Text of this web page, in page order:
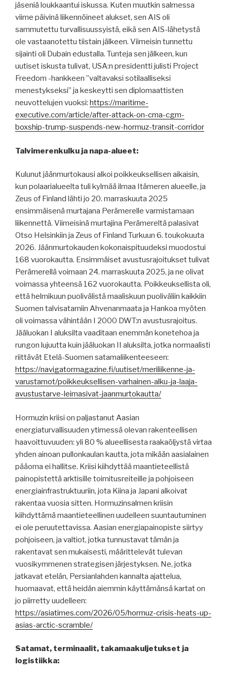
jäseniä loukkaantui iskussa. Kuten muutkin salmessa
viime päivinä liikennöineet alukset, sen AIS oli
sammutettu turvallisuussyistä, eikä sen AIS-lähetystä
ole vastaanotettu tiistain jälkeen. Viimeisin tunnettu
sijainti oli Dubain edustalla. Tunteja sen jälkeen, kun
uutiset iskusta tulivat, USA:n presidentti julisti Project
Freedom -hankkeen ”valtavaksi sotilaalliseksi
menestykseksi” ja keskeytti sen diplomaattisten
neuvottelujen vuoksi: https://maritime-
executive.com/article/after-attack-on-cma-cgm-
boxship-trump-suspends-new-hormuz-transit-corridor
Talvimerenkulku ja napa-alueet:
Kulunut jäänmurtokausi alkoi poikkeuksellisen aikaisin,
kun polaarialueelta tuli kylmää ilmaa Itämeren alueelle, ja
Zeus of Finland lähti jo 20. marraskuuta 2025
ensimmäisenä murtajana Perämerelle varmistamaan
liikennettä. Viimeisinä murtajina Perämereltä palasivat
Otso Helsinkiin ja Zeus of Finland Turkuun 6. toukokuuta
2026. Jäänmurtokauden kokonaispituudeksi muodostui
168 vuorokautta. Ensimmäiset avustusrajoitukset tulivat
Perämerellä voimaan 24. marraskuuta 2025, ja ne olivat
voimassa yhteensä 162 vuorokautta. Poikkeuksellista oli,
että helmikuun puolivälistä maaliskuun puoliväliin kaikkiin
Suomen talvisatamiin Ahvenanmaata ja Hankoa myöten
oli voimassa vähintään I 2000 DWT:n avustusrajoitus.
Jääluokan I aluksilta vaaditaan enemmän konetehoa ja
rungon lujuutta kuin jääluokan II aluksilta, jotka normaalisti
riittävät Etelä-Suomen satamaliikenteeseen:
https://navigatormagazine.fi/uutiset/meriliikenne-ja-
varustamot/poikkeuksellisen-varhainen-alku-ja-laaja-
avustustarve-leimasivat-jaanmurtokautta/
Hormuzin kriisi on paljastanut Aasian
energiaturvallisuuden ytimessä olevan rakenteellisen
haavoittuvuuden: yli 80 % alueellisesta raakaöljystä virtaa
yhden ainoan pullonkaulan kautta, jota mikään aasialainen
pääoma ei hallitse. Kriisi kiihdyttää maantieteellistä
painopistettä arktisille toimitusreiteille ja pohjoiseen
energiainfrastruktuuriin, jota Kiina ja Japani alkoivat
rakentaa vuosia sitten. Hormuzinsalmen kriisin
kiihdyttämä maantieteellinen uudelleen suuntautuminen
ei ole peruutettavissa. Aasian energiapainopiste siirtyy
pohjoiseen, ja valtiot, jotka tunnustavat tämän ja
rakentavat sen mukaisesti, määrittelevät tulevan
vuosikymmenen strategisen järjestyksen. Ne, jotka
jatkavat etelän, Persianlahden kannalta ajattelua,
huomaavat, että heidän aiemmin käyttämänsä kartat on
jo piirretty uudelleen:
https://asiatimes.com/2026/05/hormuz-crisis-heats-up-
asias-arctic-scramble/
Satamat, terminaalit, takamaakuljetukset ja
logistiikka: